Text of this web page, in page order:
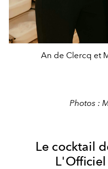
An de Clercq et
Photos :
Le cocktail